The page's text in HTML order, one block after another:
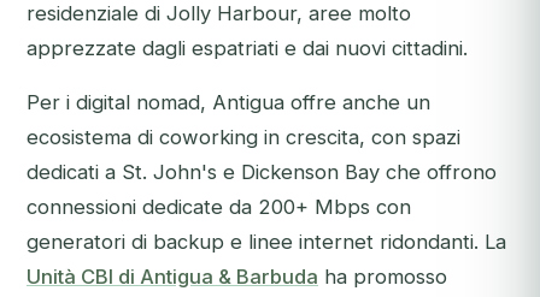
residenziale di Jolly Harbour, aree molto
apprezzate dagli espatriati e dai nuovi cittadini.
Per i digital nomad, Antigua offre anche un
ecosistema di coworking in crescita, con spazi
dedicati a St. John's e Dickenson Bay che offrono
connessioni dedicate da 200+ Mbps con
generatori di backup e linee internet ridondanti. La
Unità CBI di Antigua & Barbuda ha promosso